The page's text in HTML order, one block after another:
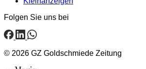
Folgen Sie uns bei
© 2026 GZ Goldschmiede Zeitung